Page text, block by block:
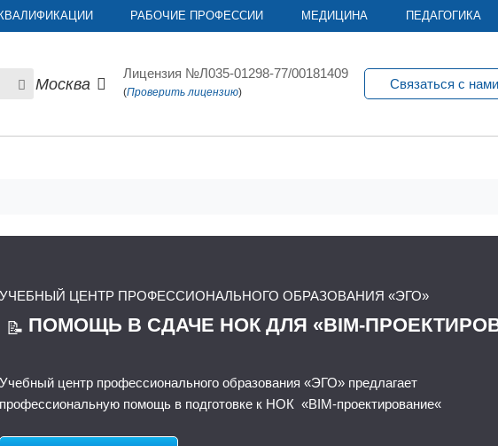
РАБОЧИЕ ПРОФЕССИИ МЕДИЦИНА ПЕДАГОГИКА
Москва
Лицензия №Л035-01298-77/00181409
(Проверить лицензию)
Связаться с нами
УЧЕБНЫЙ ЦЕНТР ПРОФЕССИОНАЛЬНОГО ОБРАЗОВАНИЯ «ЭГО»
📝 ПОМОЩЬ В СДАЧЕ НОК ДЛЯ «BIM-
Учебный центр профессионального образования «ЭГО» предлагает
профессиональную помощь в подготовке к НОК «BIM-проектирование«